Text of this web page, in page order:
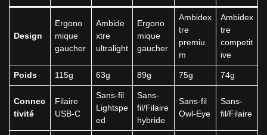
Design
Ergono
mique
gaucher
Ambide
xtre
ultralight
Ergono
mique
gaucher
Ambidex
tre
premiu
m
Ambidex
tre
competit
ive
Poids 115g 63g 89g 75g 74g
Connec
tivité
Filaire
USB-C
Sans-fil
Lightspe
ed
Sans-
fil/Filaire
hybride
Sans-fil
Owl-Eye
Sans-
fil/Filaire